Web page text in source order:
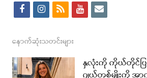
f
c
e
b
i
s
t
a
r
s
y
t
u
e
i
l
နောက်ဆုံးသတင်းများ
နှလုံးကို ကိုယ်တိုင်ပြ